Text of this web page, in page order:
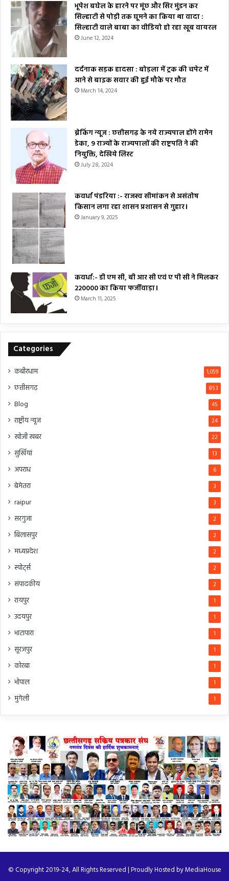
भूपेश बघेल के हारने पर मूंछ और सिर मुंडन कर
सिल्हाटी से पोड़ी तक घूमने का किया था वादा :
सिल्हाटी वाले बाबा का वीडियो हो रहा खूब वायरल
June 12, 2024
दर्दनाक सड़क हादसा : बोड़ला में ट्रक की चपेट में
आने से बाइक सवार की हुई मौके पर मौत
March 14, 2024
ब्रेकिंग न्यूज : छत्तीसगढ़ के नये राज्यपाल होंगे रामेन
डेका, 9 राज्यों के राज्यपालों की राष्ट्रपति ने की
नियुक्ति, देखिये लिस्ट
July 28, 2024
कवर्धा पंडरिया :- राजस्व सीमांकन से असंतोष
किसान लगा रहा शासन प्रशासन से गुहार।
January 9, 2025
कवर्धा:- डी एम सी, बी आर सी एवं ए पी सी ने मिलकर
₹220000 का किया फर्जीवाड़ा।
March 11, 2025
Categories
कबीरधाम 1,059
छत्तीसगढ़ 853
Blog 45
राष्ट्रीय न्यूज 24
खोजी खबर 22
सुर्खियां 13
अपराध 6
बेमेतरा 3
raipur 3
सरगुजा 2
बिलासपुर 2
मध्यप्रदेश 2
स्पोर्ट्स 2
संपादकीय 2
रायपुर 1
उदयपुर 1
भाटापारा 1
सूरजपुर 1
कोरबा 1
भोपाल 1
मुंगेली 1
© Copyright 2019-24, All Rights Reserved | Proudly Hosted byMediaHouse